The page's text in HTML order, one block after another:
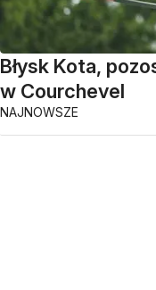
Błysk Kota,
w Courchevel
NAJNOWSZE